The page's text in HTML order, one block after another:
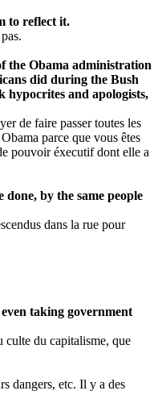
to reflect it.
the Obama administration
did during the Bush
hypocrites and apologists,
de faire passer toutes les
parce que vous êtes
pouvoir éxecutif dont elle a
by the same people
dans la rue pour
taking government
culte du capitalisme, que
dangers, etc. Il y a des